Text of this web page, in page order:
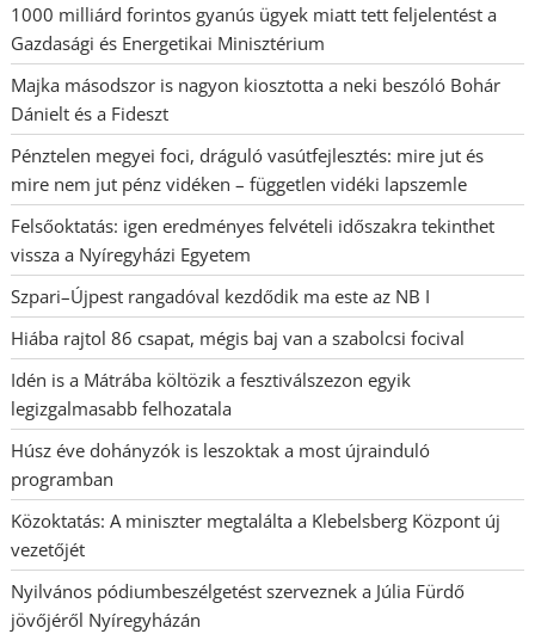
1000 milliárd forintos gyanús ügyek miatt tett feljelentést a
Gazdasági és Energetikai Minisztérium
Majka másodszor is nagyon kiosztotta a neki beszóló Bohár
Dánielt és a Fideszt
Pénztelen megyei foci, dráguló vasútfejlesztés: mire jut és
mire nem jut pénz vidéken – független vidéki lapszemle
Felsőoktatás: igen eredményes felvételi időszakra tekinthet
vissza a Nyíregyházi Egyetem
Szpari–Újpest rangadóval kezdődik ma este az NB I
Hiába rajtol 86 csapat, mégis baj van a szabolcsi focival
Idén is a Mátrába költözik a fesztiválszezon egyik
legizgalmasabb felhozatala
Húsz éve dohányzók is leszoktak a most újrainduló
programban
Közoktatás: A miniszter megtalálta a Klebelsberg Központ új
vezetőjét
Nyilvános pódiumbeszélgetést szerveznek a Júlia Fürdő
jövőjéről Nyíregyházán